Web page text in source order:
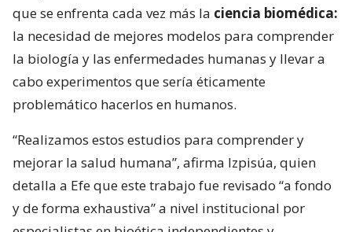
que se enfrenta cada vez más la ciencia biomédica:
la necesidad de mejores modelos para comprender
la biología y las enfermedades humanas y llevar a
cabo experimentos que sería éticamente
problemático hacerlos en humanos.
“Realizamos estos estudios para comprender y
mejorar la salud humana”, afirma Izpisúa, quien
detalla a Efe que este trabajo fue revisado “a fondo
y de forma exhaustiva” a nivel institucional por